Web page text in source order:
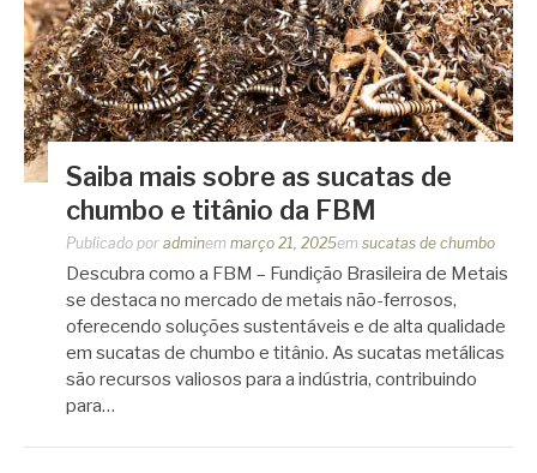
Saiba mais sobre as sucatas de
chumbo e titânio da FBM
Publicado por adminem março 21, 2025em sucatas de chumbo
Descubra como a FBM – Fundição Brasileira de Metais
se destaca no mercado de metais não-ferrosos,
oferecendo soluções sustentáveis e de alta qualidade
em sucatas de chumbo e titânio. As sucatas metálicas
são recursos valiosos para a indústria, contribuindo
para…